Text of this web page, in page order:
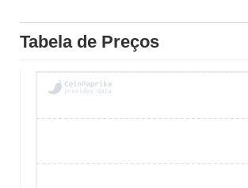
Tabela de Preços